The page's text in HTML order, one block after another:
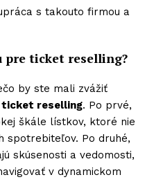
s takouto firmou a
pre ticket reselling?
by ste mali zvážiť
ticket reselling. Po prvé,
škále lístkov, ktoré nie
spotrebiteľov. Po druhé,
skúsenosti a vedomosti,
v dynamickom